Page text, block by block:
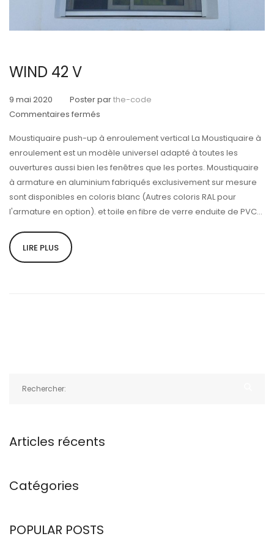
WIND 42 V
9 mai 2020 Poster parthe-code
Commentaires fermés
42
V
Moustiquaire push-up à enroulement vertical La Moustiquaire à
enroulement est un modèle universel adapté à toutes les
ouvertures aussi bien les fenêtres que les portes. Moustiquaire
à armature en aluminium fabriqués exclusivement sur mesure
sont disponibles en coloris blanc (Autres coloris RAL pour
l'armature en option). et toile en fibre de verre enduite de PVC...
LIRE PLUS
Articles récents
Catégories
POPULAR POSTS